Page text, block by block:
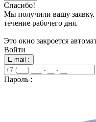
Спасибо!
Мы получили вашу
течение рабочего дня.
Это окно закроется
Войти
E-mail :
Пароль :